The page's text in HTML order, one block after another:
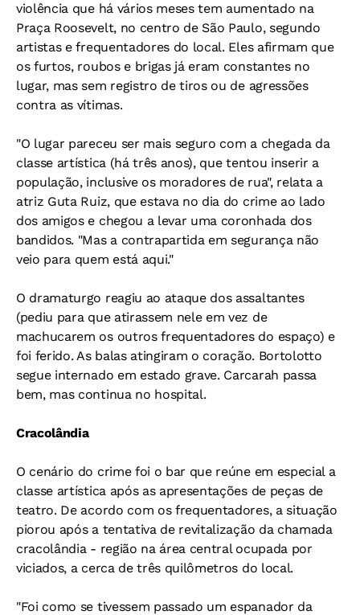
violência que há vários meses tem aumentado na
Praça Roosevelt, no centro de São Paulo, segundo
artistas e frequentadores do local. Eles afirmam que
os furtos, roubos e brigas já eram constantes no
lugar, mas sem registro de tiros ou de agressões
contra as vítimas.
"O lugar pareceu ser mais seguro com a chegada da
classe artística (há três anos), que tentou inserir a
população, inclusive os moradores de rua", relata a
atriz Guta Ruiz, que estava no dia do crime ao lado
dos amigos e chegou a levar uma coronhada dos
bandidos. "Mas a contrapartida em segurança não
veio para quem está aqui."
O dramaturgo reagiu ao ataque dos assaltantes
(pediu para que atirassem nele em vez de
machucarem os outros frequentadores do espaço) e
foi ferido. As balas atingiram o coração. Bortolotto
segue internado em estado grave. Carcarah passa
bem, mas continua no hospital.
Cracolândia
O cenário do crime foi o bar que reúne em especial a
classe artística após as apresentações de peças de
teatro. De acordo com os frequentadores, a situação
piorou após a tentativa de revitalização da chamada
cracolândia - região na área central ocupada por
viciados, a cerca de três quilômetros do local.
"Foi como se tivessem passado um espanador da